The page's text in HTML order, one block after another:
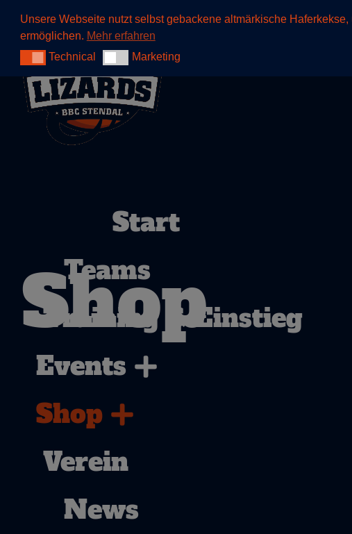
Start Teams
Shop
Start
Teams
Training & Einstieg
Events
Shop
Verein
News
Unsere Webseite nutzt selbst gebackene altmärkische
ermöglichen. Mehr erfahren
TechnicalTechnical MarketingMarketing